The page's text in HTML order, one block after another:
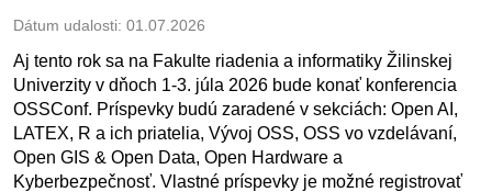
Dátum udalosti: 01.07.2026
Aj tento rok sa na Fakulte riadenia a informatiky Žilinskej
Univerzity v dňoch 1-3. júla 2026 bude konať konferencia
OSSConf. Príspevky budú zaradené v sekciách: Open AI,
LATEX, R a ich priatelia, Vývoj OSS, OSS vo vzdelávaní,
Open GIS & Open Data, Open Hardware a
Kyberbezpečnosť. Vlastné príspevky je možné registrovať